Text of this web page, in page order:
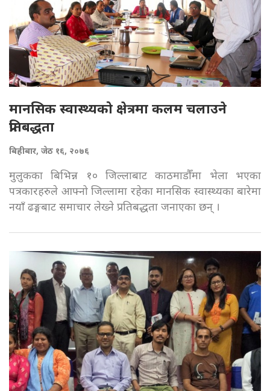
मानसिक स्वास्थ्यको क्षेत्रमा कलम चलाउने
प्रतिबद्धता
बिहीबार, जेठ १६, २०७६
मुलुकका बिभिन्न १० जिल्लाबाट काठमाडौँमा भेला भएका
पत्रकारहरुले आफ्नो जिल्लामा रहेका मानसिक स्वास्थ्यका बारेमा
नयाँ ढङ्गबाट समाचार लेख्ने प्रतिबद्धता जनाएका छन् ।